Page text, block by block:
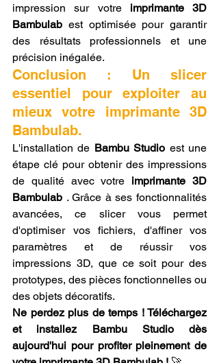
impression sur votre imprimante 3D
Bambulab est optimisée pour garantir
des résultats professionnels et une
précision inégalée.
Conclusion : Un slicer
essentiel pour exploiter au
mieux votre imprimante 3D
Bambulab.
L'installation de Bambu Studio est une
étape clé pour obtenir des impressions
de qualité avec votre imprimante 3D
Bambulab . Grâce à ses fonctionnalités
avancées, ce slicer vous permet
d'optimiser vos fichiers, d'affiner vos
paramètres et de réussir vos
impressions 3D, que ce soit pour des
prototypes, des pièces fonctionnelles ou
des objets décoratifs.
Ne perdez plus de temps ! Téléchargez
et installez Bambu Studio dès
aujourd'hui pour profiter pleinement de